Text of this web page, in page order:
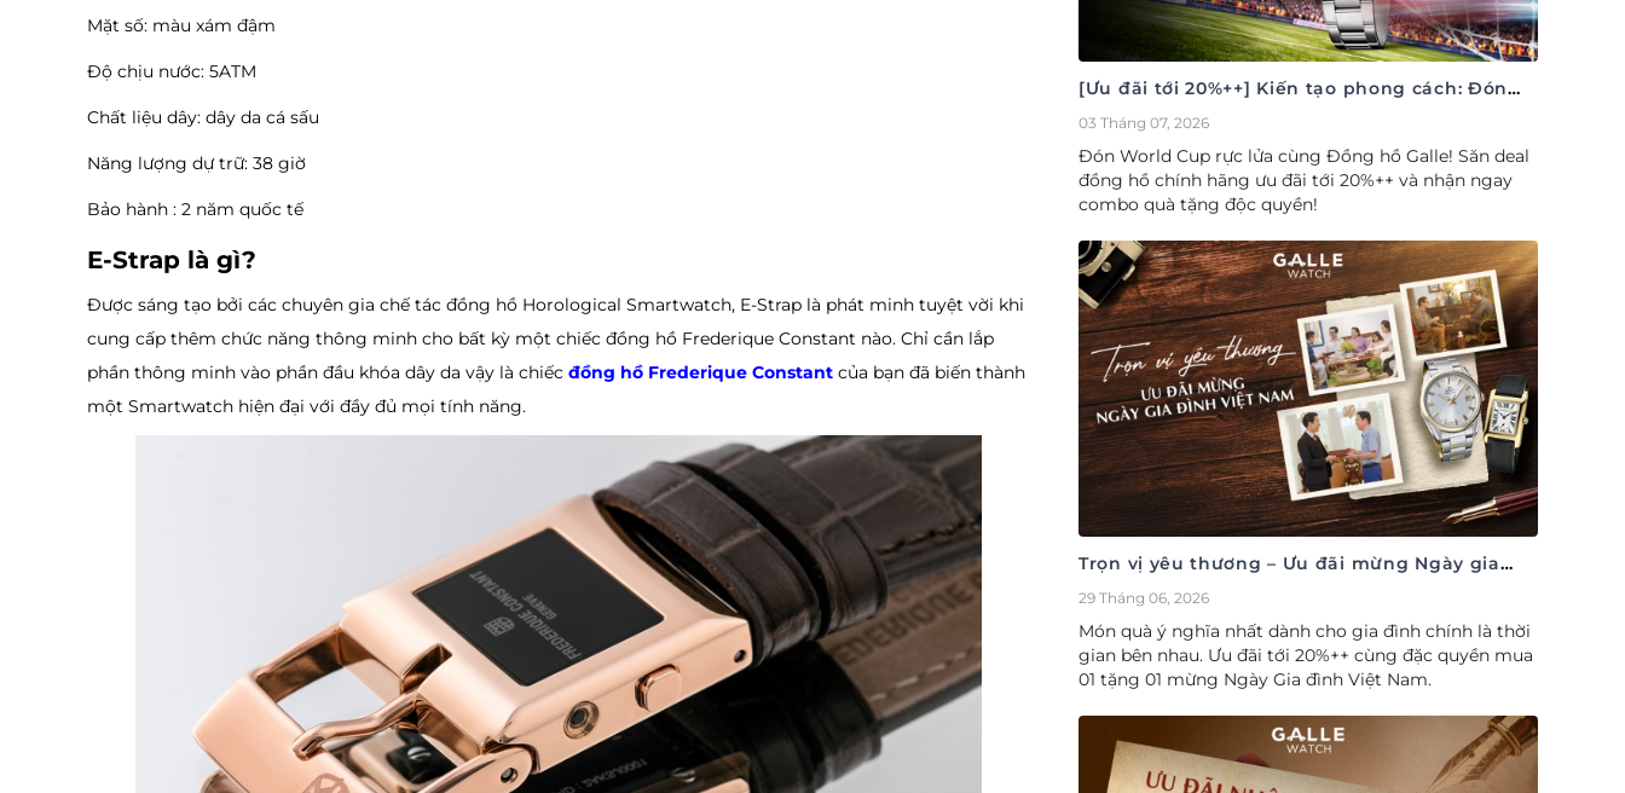
Mặt số: màu xám đậm
Độ chịu nước: 5ATM
Chất liệu dây: dây da cá sấu
Năng lượng dự trữ: 38 giờ
Bảo hành : 2 năm quốc tế
E-Strap là gì?
Được sáng tạo bởi các chuyên gia chế tác đồng hồ Horological Smartwatch, E-Strap là phát minh tuyệt vời khi
cung cấp thêm chức năng thông minh cho bất kỳ một chiếc đồng hồ Frederique Constant nào. Chỉ cần lắp
phần thông minh vào phần đầu khóa dây da vậy là chiếc đồng hồ Frederique Constant của bạn đã biến thành
một Smartwatch hiện đại với đầy đủ mọi tính năng.
[Ưu đãi tới 20%++] Kiến tạo phong cách: Đón
cúp săn deal – Siêu ưu đãi đồng hành cùng
World Cup
03 Tháng 07, 2026
Đón World Cup rực lửa cùng Đồng hồ Galle! Săn deal
đồng hồ chính hãng ưu đãi tới 20%++ và nhận ngay
combo quà tặng độc quyền!
Trọn vị yêu thương – Ưu đãi mừng Ngày gia
đình Việt Nam 28/06
29 Tháng 06, 2026
Món quà ý nghĩa nhất dành cho gia đình chính là thời
gian bên nhau. Ưu đãi tới 20%++ cùng đặc quyền mua
01 tặng 01 mừng Ngày Gia đình Việt Nam.